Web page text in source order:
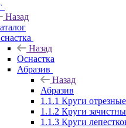
Назад
Назад
Оснастка
Абразив
Назад
Абразив
1.1.1 Круги отрезные
1.1.2 Круги
1.1.3 Круги